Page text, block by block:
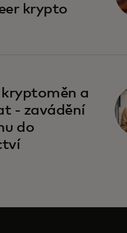
krypto
a
- zavádění
do